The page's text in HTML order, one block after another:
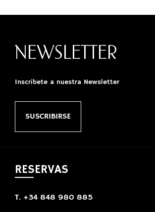
NEWSLETTER
Inscríbete a nuestra Newsletter
SUSCRIBIRSE
RESERVAS
T. +34 848 980 885